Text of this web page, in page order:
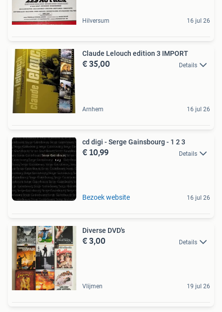
Hilversum 16 jul 26
Claude Lelouch edition 3 IMPORT
€ 35,00 Details
Arnhem 16 jul 26
cd digi - Serge Gainsbourg - 1 2 3
€ 10,99 Details
Bezoek website 16 jul 26
Diverse DVD's
€ 3,00 Details
Vlijmen 19 jul 26